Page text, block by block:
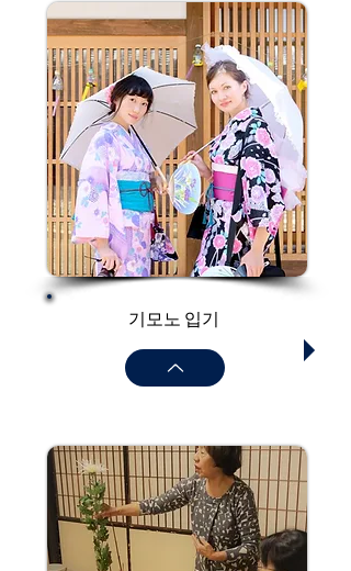
기모노 입기